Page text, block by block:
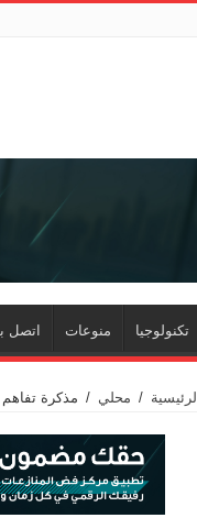
تكنولوجيا منوعات اتصل
الرئيسية / محلي / مذكرة تفاهم